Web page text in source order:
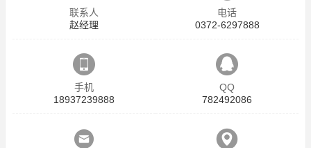
联系人
赵经理
电话
0372-6297888
手机
18937239888
QQ
782492086